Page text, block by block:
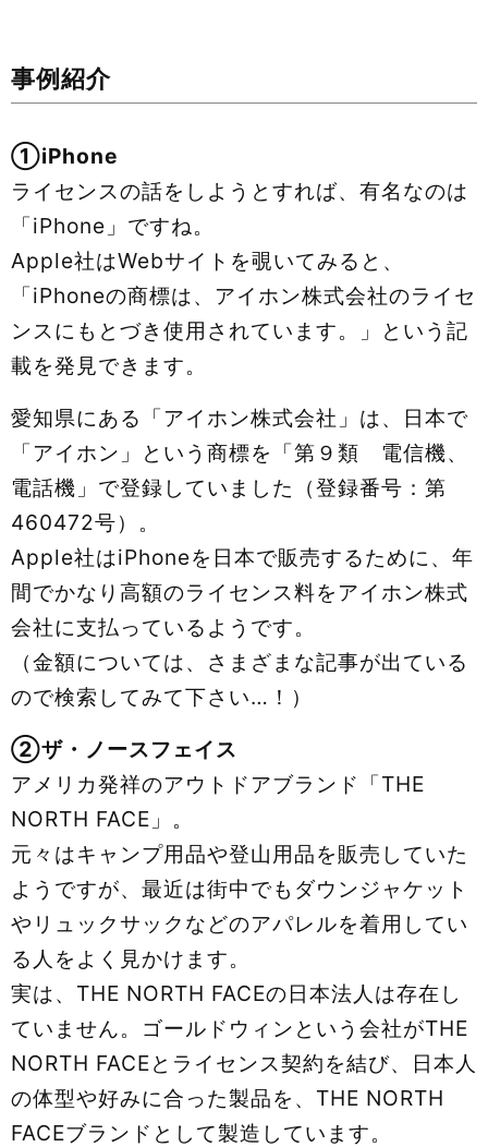
事例紹介
①iPhone
ライセンスの話をしようとすれば、有名なのは
「iPhone」ですね。
Apple社はWebサイトを覗いてみると、
「iPhoneの商標は、アイホン株式会社のライセ
ンスにもとづき使用されています。」という記
載を発見できます。
愛知県にある「アイホン株式会社」は、日本で
「アイホン」という商標を「第９類 電信機、
電話機」で登録していました（登録番号：第
460472号）。
Apple社はiPhoneを日本で販売するために、年
間でかなり高額のライセンス料をアイホン株式
会社に支払っているようです。
（金額については、さまざまな記事が出ている
ので検索してみて下さい…！）
②ザ・ノースフェイス
アメリカ発祥のアウトドアブランド「THE
NORTH FACE」。
元々はキャンプ用品や登山用品を販売していた
ようですが、最近は街中でもダウンジャケット
やリュックサックなどのアパレルを着用してい
る人をよく見かけます。
実は、THE NORTH FACEの日本法人は存在し
ていません。ゴールドウィンという会社がTHE
NORTH FACEとライセンス契約を結び、日本人
の体型や好みに合った製品を、THE NORTH
FACEブランドとして製造しています。